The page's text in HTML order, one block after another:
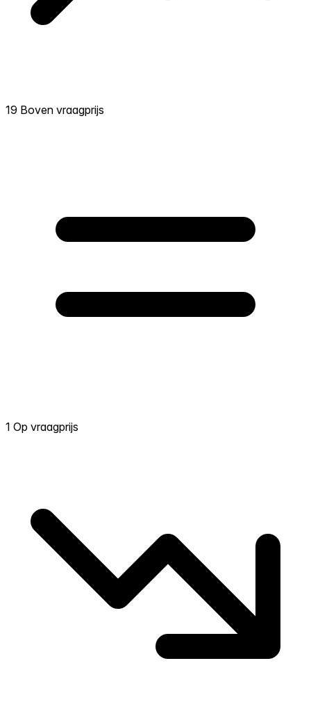
19 Boven vraagprijs
1 Op vraagprijs